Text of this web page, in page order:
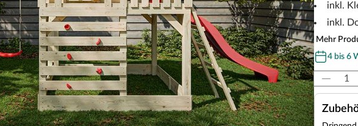
inkl.
inkl.
Mehr
4 bis 6